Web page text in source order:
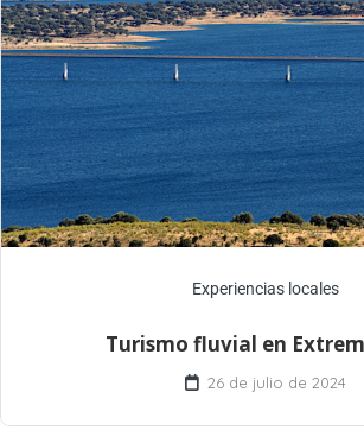
Experiencias locales
Turismo fluvial en
26 de julio de 2024